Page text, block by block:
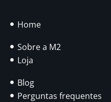
Home
Sobre a M2
Loja
Blog
Perguntas frequentes